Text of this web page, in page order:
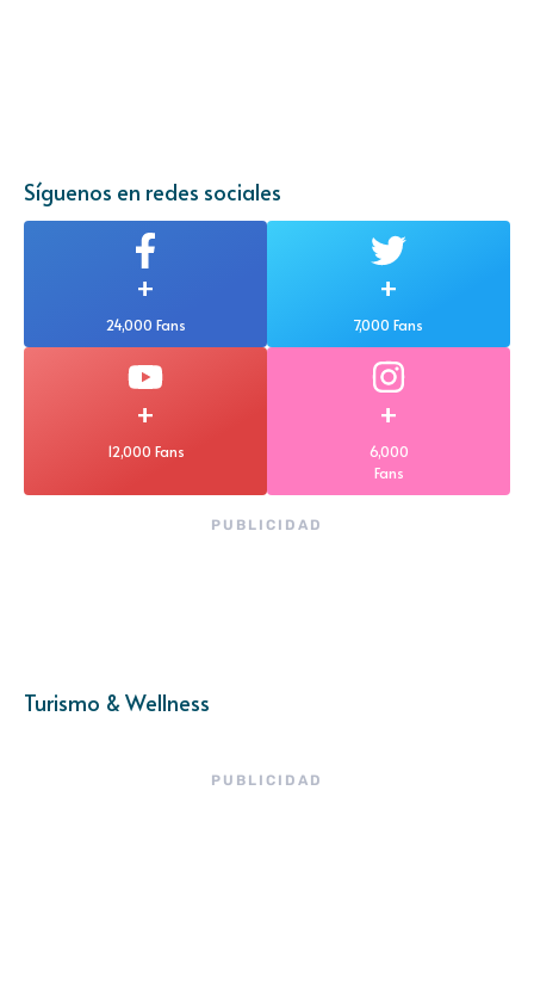
Síguenos en redes sociales
+
24,000 Fans
+
7,000 Fans
+
12,000 Fans
+
6,000
Fans
PUBLICIDAD
Turismo & Wellness
PUBLICIDAD